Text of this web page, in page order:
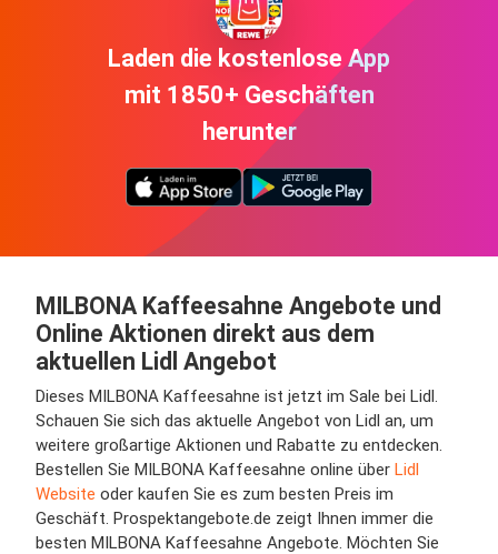
Laden die kostenlose App
mit 1850+ Geschäften
herunter
MILBONA Kaffeesahne Angebote und
Online Aktionen direkt aus dem
aktuellen Lidl Angebot
Dieses MILBONA Kaffeesahne ist jetzt im Sale bei Lidl.
Schauen Sie sich das aktuelle Angebot von Lidl an, um
weitere großartige Aktionen und Rabatte zu entdecken.
Bestellen Sie MILBONA Kaffeesahne online über Lidl
Website oder kaufen Sie es zum besten Preis im
Geschäft. Prospektangebote.de zeigt Ihnen immer die
besten MILBONA Kaffeesahne Angebote. Möchten Sie